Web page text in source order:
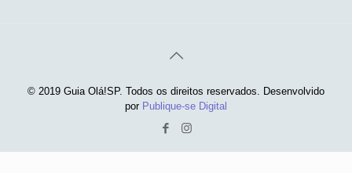
© 2019 Guia Olá!SP. Todos os direitos reservados. Desenvolvido
por Publique-se Digital